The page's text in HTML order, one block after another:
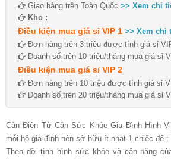
Giao hàng trên Toàn Quốc >> Xem chi
Kho :
Điều kiện mua giá sỉ VIP 1 >> Xem chi
Đơn hàng trên 3 triệu được tính giá sỉ
Doanh số trên 10 triệu/tháng mua giá sỉ
Điều kiện mua giá sỉ VIP 2
Đơn hàng trên 10 triệu được tính giá sỉ
Doanh số trên 20 triệu/tháng mua giá sỉ
Cân Điện Tử Cân Sức Khỏe Gia Đình Hình
mỗi hộ gia đình nên sở hữu ít nhat 1 chiếc để :
Theo dõi tình hình sức khỏe và cân nặng